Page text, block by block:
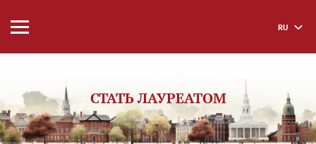
RU
СТАТЬ ЛАУРЕАТОМ